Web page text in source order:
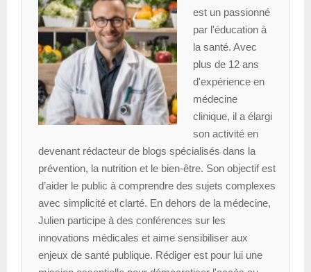
est un passionné
par l'éducation à
la santé. Avec
plus de 12 ans
d'expérience en
médecine
clinique, il a élargi
son activité en
devenant rédacteur de blogs spécialisés dans la
prévention, la nutrition et le bien-être. Son objectif est
d’aider le public à comprendre des sujets complexes
avec simplicité et clarté. En dehors de la médecine,
Julien participe à des conférences sur les
innovations médicales et aime sensibiliser aux
enjeux de santé publique. Rédiger est pour lui une